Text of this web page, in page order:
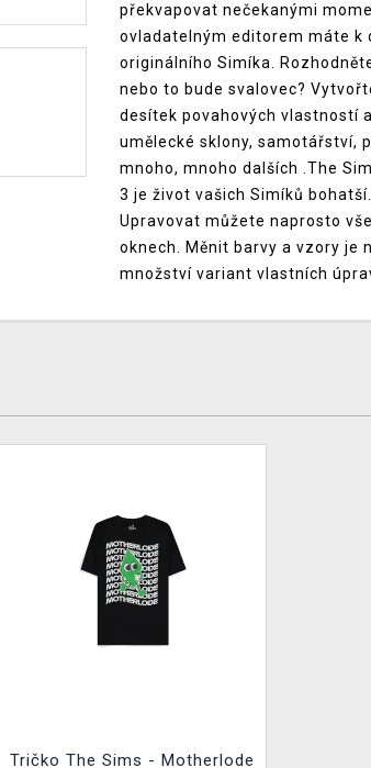
překvapovat nečekanými
ovladatelným editorem máte k
originálního Simíka.
nebo to bude svalovec?
desítek povahových vlastností
umělecké sklony, samotářství,
mnoho, mnoho dalších .The
3 je život vašich Simíků
Upravovat můžete naprosto
oknech. Měnit barvy a vzory je
množství variant vlastních
Tričko The Sims - Motherlode